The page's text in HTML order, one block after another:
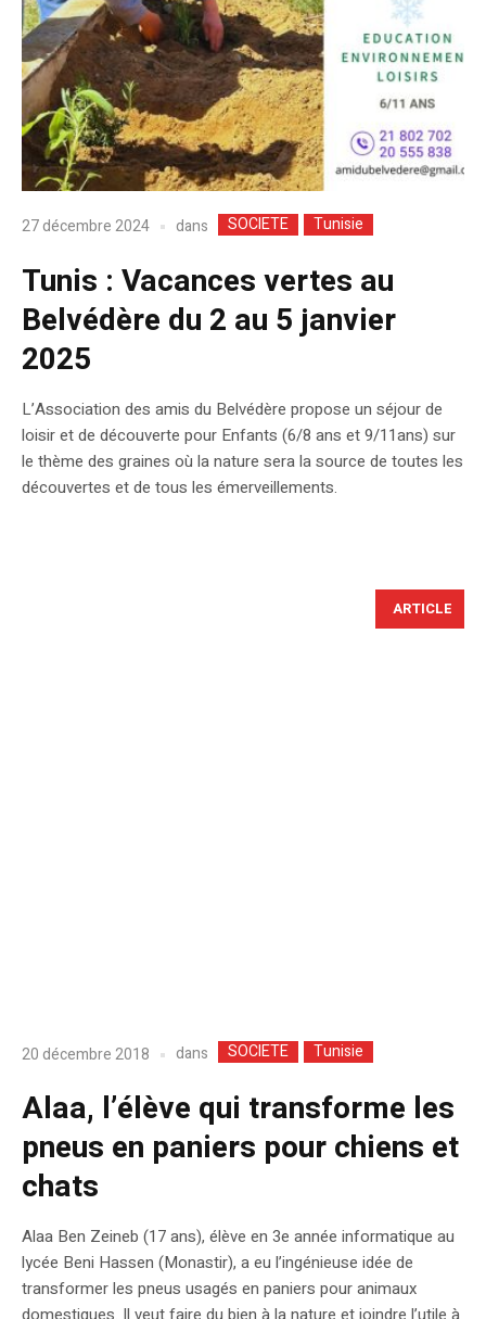
27 décembre 2024 dans SOCIETE Tunisie
Tunis : Vacances vertes au
Belvédère du 2 au 5 janvier
2025
L’Association des amis du Belvédère propose un séjour de
loisir et de découverte pour Enfants (6/8 ans et 9/11ans) sur
le thème des graines où la nature sera la source de toutes les
découvertes et de tous les émerveillements.
ARTICLE
20 décembre 2018 dans SOCIETE Tunisie
Alaa, l’élève qui transforme les
pneus en paniers pour chiens et
chats
Alaa Ben Zeineb (17 ans), élève en 3e année informatique au
lycée Beni Hassen (Monastir), a eu l’ingénieuse idée de
transformer les pneus usagés en paniers pour animaux